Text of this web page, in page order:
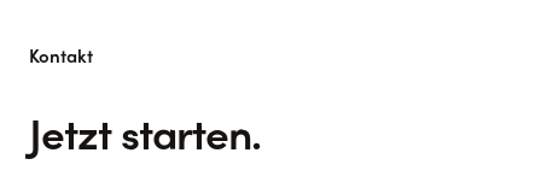
Kontakt
Jetzt starten.